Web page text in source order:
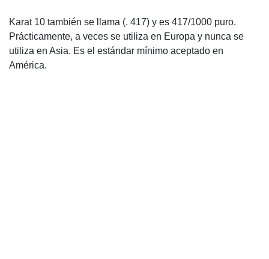
Karat 10 también se llama (. 417) y es 417/1000 puro.
Prácticamente, a veces se utiliza en Europa y nunca se
utiliza en Asia. Es el estándar mínimo aceptado en
América.